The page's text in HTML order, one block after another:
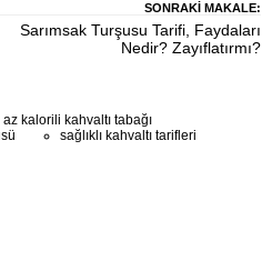
SONRAKI MAKALE:
Sarımsak Turşusu Tarifi, Faydaları
Nedir? Zayıflatırmı?
az kalorili kahvaltı tabağı
sağlıklı kahvaltı tarifleri